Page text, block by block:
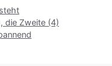
die Zweite (4)